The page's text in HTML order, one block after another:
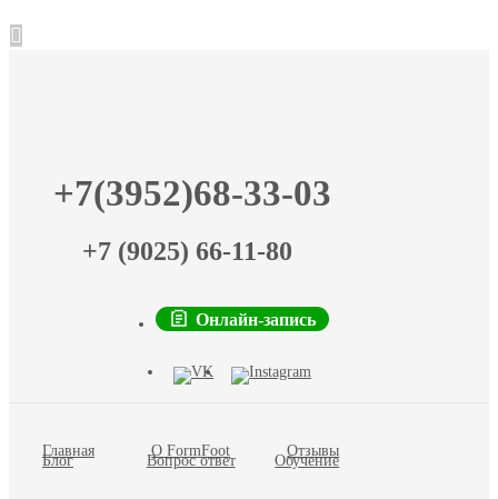
+7(3952)68-33-03
+7 (9025) 66-11-80
Онлайн-запись
Главная О FormFoot Отзывы
Блог Вопрос ответ Обучение